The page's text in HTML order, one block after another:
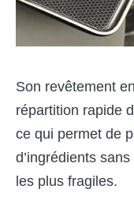
Son revêtement
répartition rapide
ce qui permet de
d’ingrédients
les plus fragiles.